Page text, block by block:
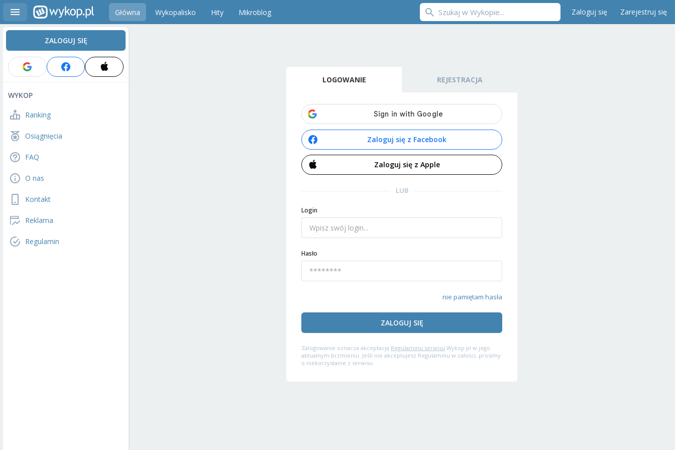
Główna Wykopalisko Hity Mikroblog Zaloguj się Zarejestruj się
ZALOGUJ SIĘ
WYKOP
Ranking
Osiągnięcia
FAQ
O nas
Kontakt
Reklama
Regulamin
LOGOWANIE REJESTRACJA
Zaloguj się z Facebook
Zaloguj się z Apple
LUB
Login
Hasło
nie pamiętam hasła
ZALOGUJ SIĘ
Zalogowanie oznacza akceptację Regulaminu serwisu Wykop.pl w jego
aktualnym brzmieniu. Jeśli nie akceptujesz Regulaminu w całości, prosimy
o niekorzystanie z serwisu.